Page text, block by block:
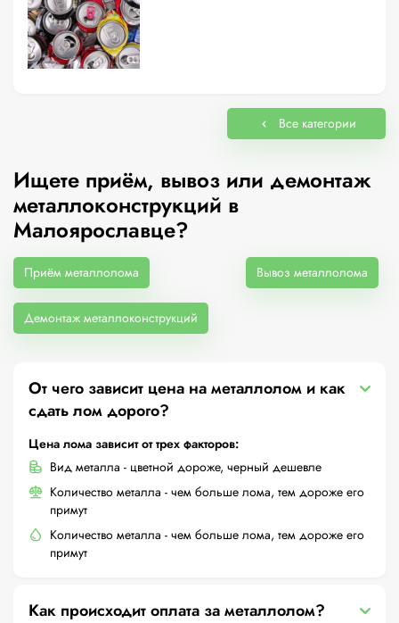
Все категории
Ищете приём, вывоз или демонтаж
металлоконструкций в
Малоярославце?
Приём металлолома Вывоз металлолома
Демонтаж металлоконструкций
От чего зависит цена на металлолом и как
сдать лом дорого?
Цена лома зависит от трех факторов:
Вид металла - цветной дороже, черный дешевле
Количество металла - чем больше лома, тем дороже его
примут
Количество металла - чем больше лома, тем дороже его
примут
Как происходит оплата за металлолом?